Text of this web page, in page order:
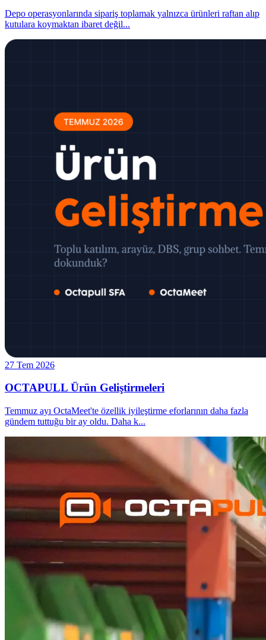
Depo operasyonlarında sipariş toplamak yalnızca ürünleri raftan alıp
kutulara koymaktan ibaret değil...
27 Tem 2026
OCTAPULL Ürün Geliştirmeleri
Temmuz ayı OctaMeet'te özellik iyileştirme eforlarının daha fazla
gündem tuttuğu bir ay oldu. Daha k...